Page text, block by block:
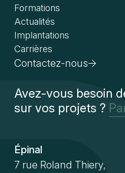
Formations
Actualités
Implantations
Carrières
Contactez-nous
Avez-vous besoin
sur vos projets ?
Épinal
7 rue Roland Thiery,